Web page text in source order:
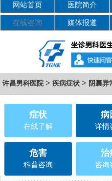
网站首页 医院简介
在线咨询 媒体报道
许昌男科医院 > 疾病症状 > 阴囊异
症状
在线了解
病
详情
危害
科普咨询
治
咨询